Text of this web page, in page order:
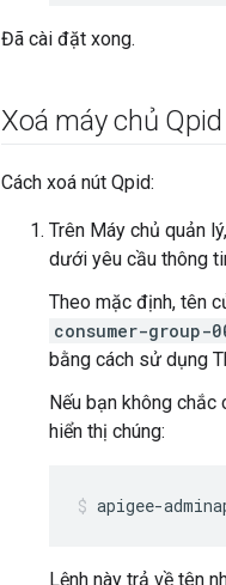
Đã cài đặt xong.
Xoá máy chủ Qpid
Cách xoá nút Qpid:
Trên Máy chủ quản
dưới yêu cầu thông
Theo mặc định, tên
consumer-group-
bằng cách sử dụng
Nếu bạn không
hiển thị chúng:
apigee-
Lệnh này trả về tên